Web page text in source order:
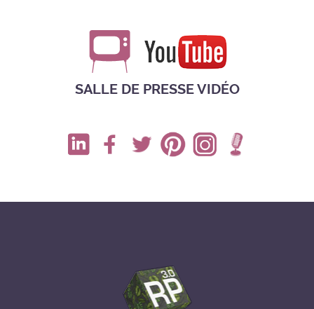
SALLE DE PRESSE VIDÉO